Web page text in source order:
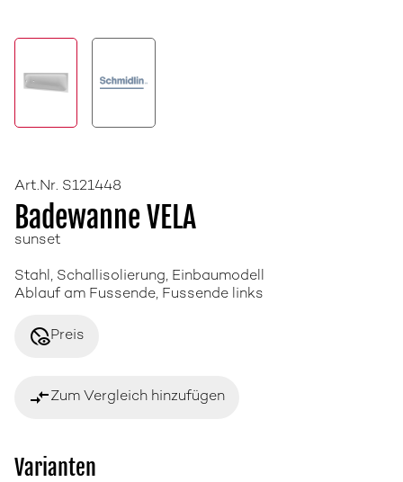
Art.Nr. S121448
Badewanne VELA
sunset
Stahl, Schallisolierung, Einbaumodell
Ablauf am Fussende, Fussende links
disabled_visiblePreis
compare_arrowsZum Vergleich hinzufügen
Varianten